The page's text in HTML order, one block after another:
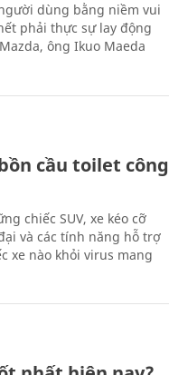
dùng bằng niềm vui
phải thực sự lay động
ông Ikuo Maeda
cầu toilet công
chiếc SUV, xe kéo cỡ
và các tính năng hỗ trợ
xe nào khỏi virus mang